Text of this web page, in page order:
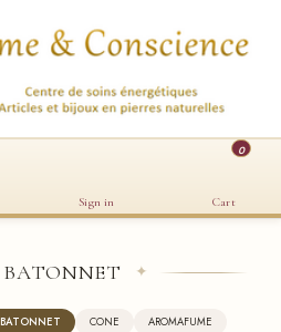
Sign in
0
Cart
BATONNET ✦
BATONNET CONE
AROMAFUME